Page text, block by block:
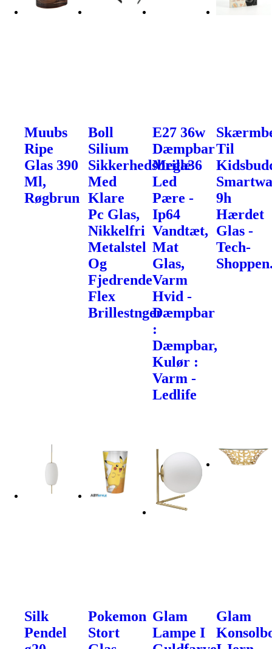
Muubs
Ripe
Glas 390
Ml,
Røgbrun
Boll
Silium
Sikkerhedsbrille
Med
Klare
Pc Glas,
Nikkelfri
Metalstel
Og
Fjedrende
Flex
Brillestnger
E27 36w
Dæmpbar
Mega36
Led
Pære -
Ip64
Vandtæt,
Mat
Glas,
Varm
Hvid -
Dæmpbar
:
Dæmpbar,
Kulør :
Varm -
Ledlife
Til
9h
Hærdet
Glas -
Tech-
Silk
Pendel
Pokemon
Stort
Glam
Lampe I
Glam